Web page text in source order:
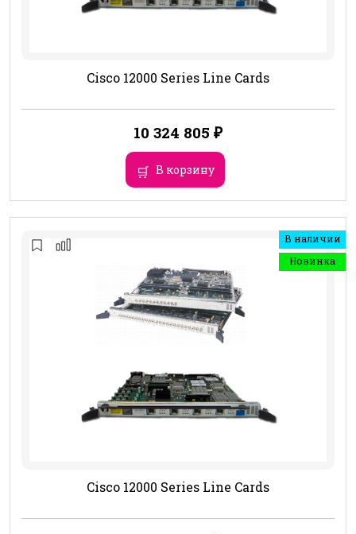
Cisco 12000 Series Line Cards
10 324 805 ₽
В корзину
В наличии
Новинка
Cisco 12000 Series Line Cards